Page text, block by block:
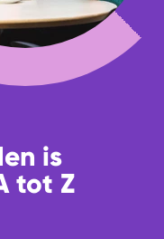
is
tot Z